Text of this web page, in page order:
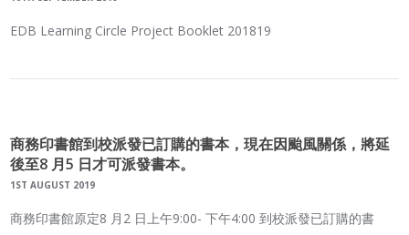
EDB Learning Circle Project Booklet 201819
商務印書館到校派發已訂購的書本，現在因颱風關係，將延
後至8 月5 日才可派發書本。
1ST AUGUST 2019
商務印書館原定8 月2 日上午9:00- 下午4:00 到校派發已訂購的書